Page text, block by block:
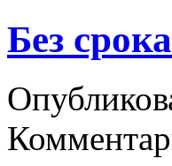
Без